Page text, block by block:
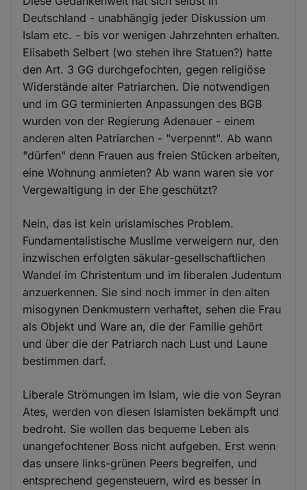
Deutschland - unabhängig jeder Diskussion um
Islam etc. - bis vor wenigen Jahrzehnten erhalten.
Elisabeth Selbert (wo stehen ihre Statuen?) hatte
den Art. 3 GG durchgefochten, gegen religiöse
Widerstände alter Patriarchen. Die notwendigen
und im GG terminierten Anpassungen des BGB
wurden von der Regierung Adenauer - einem
anderen alten Patriarchen - "verpennt". Ab wann
"dürfen" denn Frauen aus freien Stücken arbeiten,
eine Wohnung anmieten? Ab wann waren sie vor
Vergewaltigung in der Ehe geschützt?
Nein, das ist kein urislamisches Problem.
Fundamentalistische Muslime verweigern nur, den
inzwischen erfolgten säkular-gesellschaftlichen
Wandel im Christentum und im liberalen Judentum
anzuerkennen. Sie sind noch immer in den alten
misogynen Denkmustern verhaftet, sehen die Frau
als Objekt und Ware an, die der Familie gehört
und über die der Patriarch nach Lust und Laune
bestimmen darf.
Liberale Strömungen im Islam, wie die von Seyran
Ates, werden von diesen Islamisten bekämpft und
bedroht. Sie wollen das bequeme Leben als
unangefochtener Boss nicht aufgeben. Erst wenn
das unsere links-grünen Peers begreifen, und
entsprechend gegensteuern, wird es besser in